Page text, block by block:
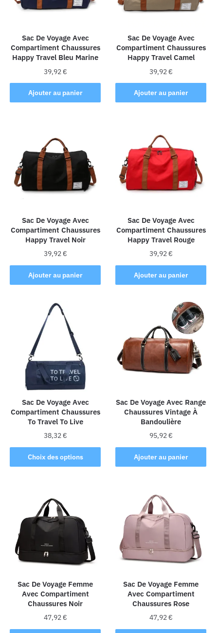
Sac De Voyage Avec
Compartiment Chaussures
Happy Travel Bleu Marine
39,92€
Ajouter au panier
Sac De Voyage Avec
Compartiment Chaussures
Happy Travel Camel
39,92€
Ajouter au panier
Sac De Voyage Avec
Compartiment Chaussures
Happy Travel Noir
39,92€
Ajouter au panier
Sac De Voyage Avec
Compartiment Chaussures
Happy Travel Rouge
39,92€
Ajouter au panier
Sac De Voyage Avec
Compartiment Chaussures
To Travel To Live
38,32€
Choix des options
Ce
produit
variations.
Les
options
peuvent
la
page
du
produit
Sac De Voyage Avec Range
Chaussures Vintage À
Bandoulière
95,92€
Ajouter au panier
Sac De Voyage Femme
Avec Compartiment
Chaussures Noir
47,92€
Sac De Voyage Femme
Avec Compartiment
Chaussures Rose
47,92€